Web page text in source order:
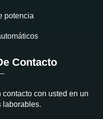
potencia
Contacto
con usted en un
laborables.